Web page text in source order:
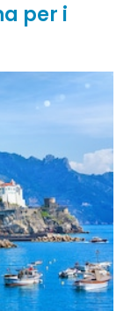
per i